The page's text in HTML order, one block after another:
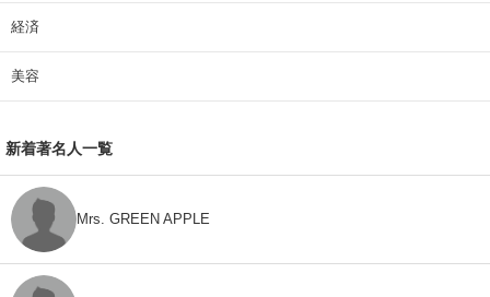
経済
美容
新着著名人一覧
Mrs. GREEN APPLE